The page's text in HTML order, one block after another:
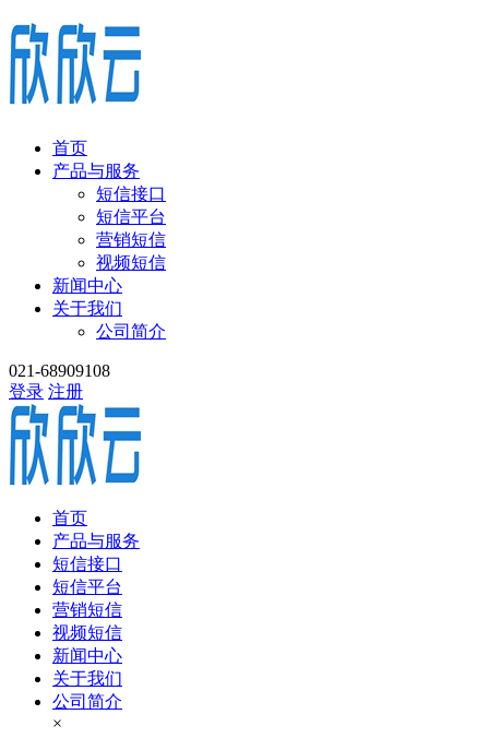
首页
产品与服务
短信接口
短信平台
营销短信
视频短信
新闻中心
关于我们
公司简介
021-68909108
登录 注册
首页
产品与服务
短信接口
短信平台
营销短信
视频短信
新闻中心
关于我们
公司简介
×